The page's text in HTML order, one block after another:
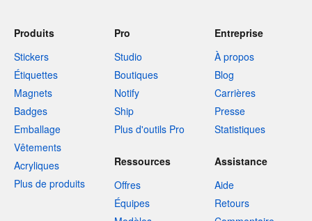
Produits
Stickers
Étiquettes
Magnets
Badges
Emballage
Vêtements
Acryliques
Plus de produits
Pro
Studio
Boutiques
Notify
Ship
Plus d'outils Pro
Entreprise
À propos
Blog
Carrières
Presse
Statistiques
Ressources
Offres
Équipes
Assistance
Aide
Retours